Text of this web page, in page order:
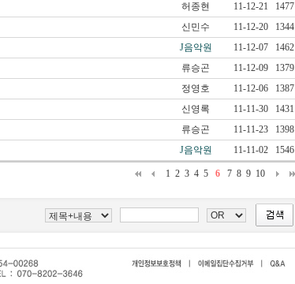
허종현 11-12-21
1477
신민수 11-12-20
1344
J음악원 11-12-07
1462
류승곤 11-12-09
1379
정영호 11-12-06
1387
신영록 11-11-30
1431
류승곤 11-11-23
1398
J음악원 11-11-02 1546
1 2 3 4 5 6 7 8 9 10